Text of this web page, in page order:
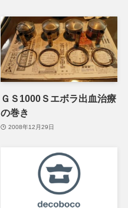
ＧＳ1000Ｓエボラ出血治療
の巻き
2008年12月29日